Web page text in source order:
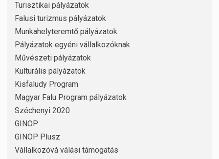
Turisztikai pályázatok
Falusi turizmus pályázatok
Munkahelyteremtő pályázatok
Pályázatok egyéni vállalkozóknak
Művészeti pályázatok
Kulturális pályázatok
Kisfaludy Program
Magyar Falu Program pályázatok
Széchenyi 2020
GINOP
GINOP Plusz
Vállalkozóvá válási támogatás